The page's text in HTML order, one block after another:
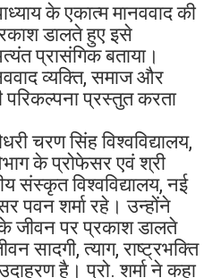
के एकात्म मानववाद की
डालते हुए इसे
प्रासंगिक बताया।
व्यक्ति, समाज और
प्रस्तुत करता
चरण सिंह विश्वविद्यालय,
के प्रोफेसर एवं श्री
संस्कृत विश्वविद्यालय, नई
पवन शर्मा रहे। उन्होंने
के जीवन पर प्रकाश डालते
सादगी, त्याग, राष्ट्रभक्ति
है। प्रो. शर्मा ने कहा